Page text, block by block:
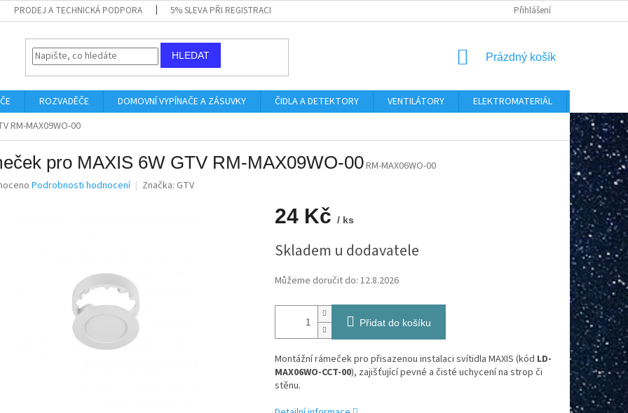
PRODEJ A TECHNICKÁ PODPORA 5% SLEVA PŘI REGISTRACI Přihlášení
HLEDAT
NÁKUPNÍ
Prázdný košík
ROZVADĚČE DOMOVNÍ VYPÍNAČE A ZÁSUVKY ČIDLA A DETEKTORY VENTILÁTORY ELEKTROMATERIÁL
RM-MAX09WO-00
pro MAXIS 6W GTV RM-MAX09WO-00RM-MAX06WO-00
Podrobnosti hodnocení Značka: GTV
24 Kč / ks
cena:
Skladem u dodavatele
Můžeme doručit do: 12.8.2026
Přidat do košíku
Montážní rámeček pro přisazenou instalaci svítidla MAXIS (kód LD-
MAX06WO-CCT-00), zajišťující pevné a čisté uchycení na strop či
stěnu.